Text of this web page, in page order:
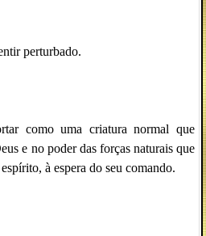
perturbado.
como uma criatura normal que
e no poder das forças naturais que
à espera do seu comando.